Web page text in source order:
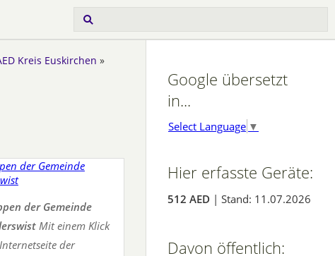
Kreis Euskirchen »
der Gemeinde
Mit einem Klick
der
Google übersetzt
in...
Select Language ▼
Hier erfasste Geräte:
512 AED | Stand: 11.07.2026
Davon öffentlich: